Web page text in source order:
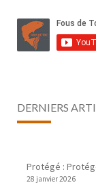
DERNIERS
Protégé :
28 janvier 2026